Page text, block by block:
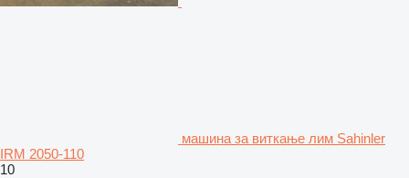
машина за виткање лим Sahinler
IRM 2050-110
10